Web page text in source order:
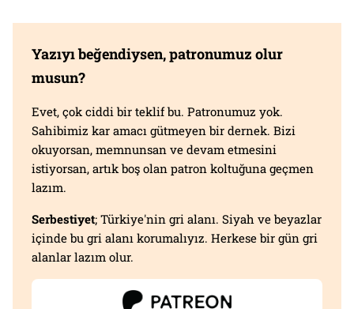
Yazıyı beğendiysen, patronumuz olur
musun?
Evet, çok ciddi bir teklif bu. Patronumuz yok.
Sahibimiz kar amacı gütmeyen bir dernek. Bizi
okuyorsan, memnunsan ve devam etmesini
istiyorsan, artık boş olan patron koltuğuna geçmen
lazım.
Serbestiyet; Türkiye'nin gri alanı. Siyah ve beyazlar
içinde bu gri alanı korumalıyız. Herkese bir gün gri
alanlar lazım olur.